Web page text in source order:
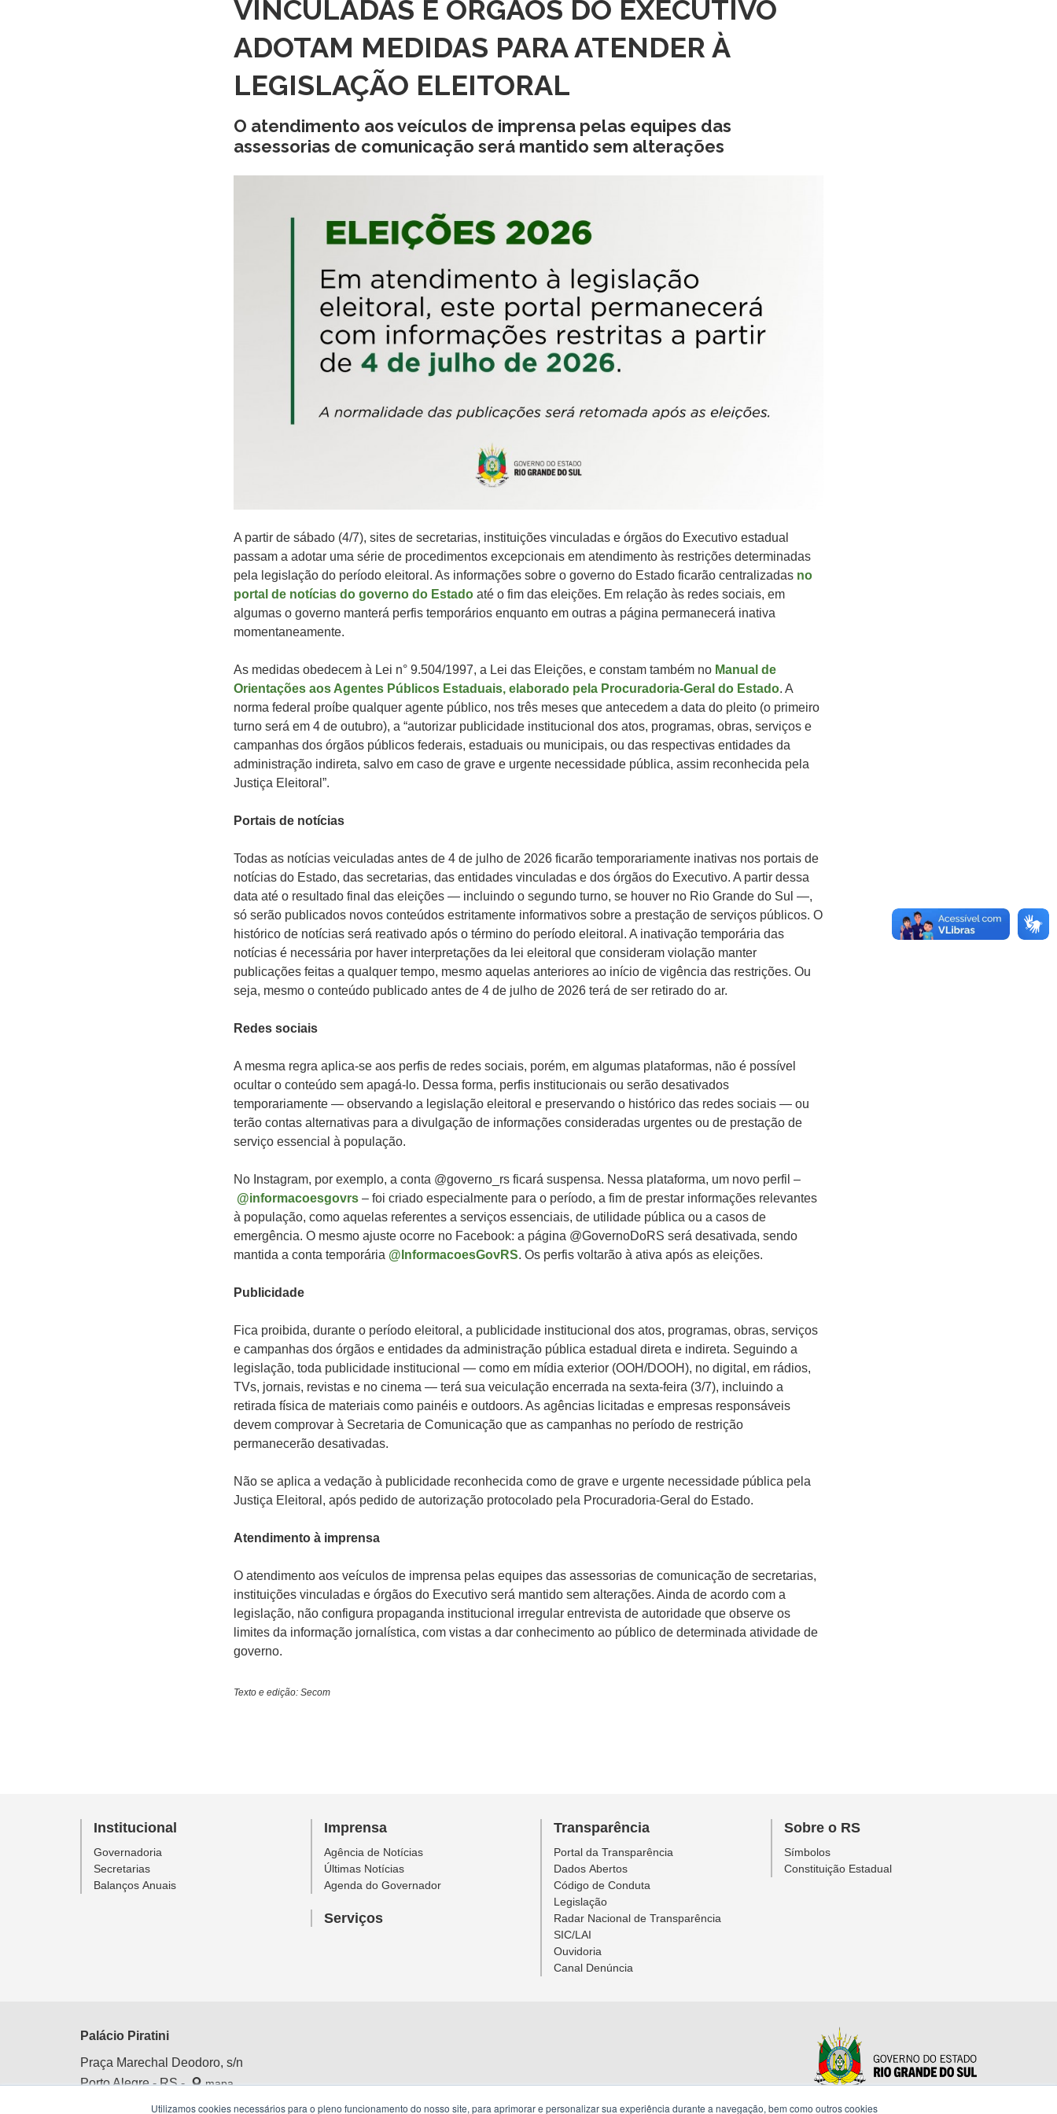
VINCULADAS E ÓRGÃOS DO EXECUTIVO
ADOTAM MEDIDAS PARA ATENDER À
LEGISLAÇÃO ELEITORAL
O atendimento aos veículos de imprensa pelas equipes das
assessorias de comunicação será mantido sem alterações
A partir de sábado (4/7), sites de secretarias, instituições vinculadas e órgãos do Executivo estadual
passam a adotar uma série de procedimentos excepcionais em atendimento às restrições determinadas
pela legislação do período eleitoral. As informações sobre o governo do Estado ficarão centralizadas no
portal de notícias do governo do Estado até o fim das eleições. Em relação às redes sociais, em
algumas o governo manterá perfis temporários enquanto em outras a página permanecerá inativa
momentaneamente.
As medidas obedecem à Lei n° 9.504/1997, a Lei das Eleições, e constam também no Manual de
Orientações aos Agentes Públicos Estaduais, elaborado pela Procuradoria-Geral do Estado. A
norma federal proíbe qualquer agente público, nos três meses que antecedem a data do pleito (o primeiro
turno será em 4 de outubro), a “autorizar publicidade institucional dos atos, programas, obras, serviços e
campanhas dos órgãos públicos federais, estaduais ou municipais, ou das respectivas entidades da
administração indireta, salvo em caso de grave e urgente necessidade pública, assim reconhecida pela
Justiça Eleitoral”.
Portais de notícias
Todas as notícias veiculadas antes de 4 de julho de 2026 ficarão temporariamente inativas nos portais de
notícias do Estado, das secretarias, das entidades vinculadas e dos órgãos do Executivo. A partir dessa
data até o resultado final das eleições — incluindo o segundo turno, se houver no Rio Grande do Sul —,
só serão publicados novos conteúdos estritamente informativos sobre a prestação de serviços públicos. O
histórico de notícias será reativado após o término do período eleitoral. A inativação temporária das
notícias é necessária por haver interpretações da lei eleitoral que consideram violação manter
publicações feitas a qualquer tempo, mesmo aquelas anteriores ao início de vigência das restrições. Ou
seja, mesmo o conteúdo publicado antes de 4 de julho de 2026 terá de ser retirado do ar.
Redes sociais
A mesma regra aplica-se aos perfis de redes sociais, porém, em algumas plataformas, não é possível
ocultar o conteúdo sem apagá-lo. Dessa forma, perfis institucionais ou serão desativados
temporariamente — observando a legislação eleitoral e preservando o histórico das redes sociais — ou
terão contas alternativas para a divulgação de informações consideradas urgentes ou de prestação de
serviço essencial à população.
No Instagram, por exemplo, a conta @governo_rs ficará suspensa. Nessa plataforma, um novo perfil –
@informacoesgovrs – foi criado especialmente para o período, a fim de prestar informações relevantes
à população, como aquelas referentes a serviços essenciais, de utilidade pública ou a casos de
emergência. O mesmo ajuste ocorre no Facebook: a página @GovernoDoRS será desativada, sendo
mantida a conta temporária @InformacoesGovRS. Os perfis voltarão à ativa após as eleições.
Publicidade
Fica proibida, durante o período eleitoral, a publicidade institucional dos atos, programas, obras, serviços
e campanhas dos órgãos e entidades da administração pública estadual direta e indireta. Seguindo a
legislação, toda publicidade institucional — como em mídia exterior (OOH/DOOH), no digital, em rádios,
TVs, jornais, revistas e no cinema — terá sua veiculação encerrada na sexta-feira (3/7), incluindo a
retirada física de materiais como painéis e outdoors. As agências licitadas e empresas responsáveis
devem comprovar à Secretaria de Comunicação que as campanhas no período de restrição
permanecerão desativadas.
Não se aplica a vedação à publicidade reconhecida como de grave e urgente necessidade pública pela
Justiça Eleitoral, após pedido de autorização protocolado pela Procuradoria-Geral do Estado.
Atendimento à imprensa
O atendimento aos veículos de imprensa pelas equipes das assessorias de comunicação de secretarias,
instituições vinculadas e órgãos do Executivo será mantido sem alterações. Ainda de acordo com a
legislação, não configura propaganda institucional irregular entrevista de autoridade que observe os
limites da informação jornalística, com vistas a dar conhecimento ao público de determinada atividade de
governo.
Texto e edição: Secom
Institucional
Governadoria
Secretarias
Balanços Anuais
Imprensa
Agência de Notícias
Últimas Notícias
Agenda do Governador
Serviços
Transparência
Portal da Transparência
Dados Abertos
Código de Conduta
Legislação
Radar Nacional de Transparência
SIC/LAI
Ouvidoria
Canal Denúncia
Sobre o RS
Símbolos
Constituição Estadual
Palácio Piratini
Praça Marechal Deodoro, s/n
Porto Alegre - RS -
mapa
Centro HistóricoUtilizamos cookies necessários para o pleno funcionamento do nosso site, para aprimorar e personalizar sua experiência durante a navegação, bem como outros cookies